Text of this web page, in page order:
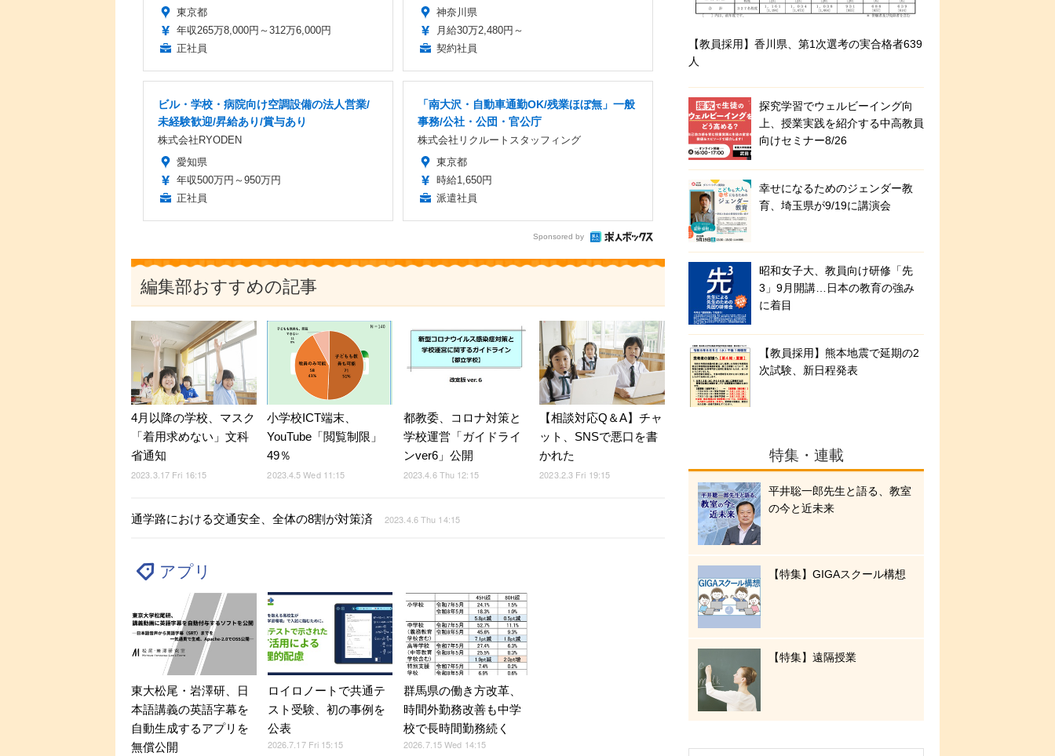
東京都
年収265万8,000円～312万6,000円
正社員
神奈川県
月給30万2,480円～
契約社員
ビル・学校・病院向け空調設備の法人営業/
未経験歓迎/昇給あり/賞与あり
株式会社RYODEN
愛知県
年収500万円～950万円
正社員
「南大沢・自動車通勤OK/残業ほぼ無」一般
事務/公社・公団・官公庁
株式会社リクルートスタッフィング
東京都
時給1,650円
派遣社員
Sponsored by
編集部おすすめの記事
4月以降の学校、マスク
「着用求めない」文科
省通知
2023.3.17 Fri 16:15
小学校ICT端末、
YouTube「閲覧制限」
49％
2023.4.5 Wed 11:15
都教委、コロナ対策と
学校運営「ガイドライ
ンver6」公開
2023.4.6 Thu 12:15
【相談対応Q＆A】チャ
ット、SNSで悪口を書
かれた
2023.2.3 Fri 19:15
通学路における交通安全、全体の8割が対策済 2023.4.6 Thu 14:15
アプリ
東大松尾・岩澤研、日
本語講義の英語字幕を
自動生成するアプリを
無償公開
ロイロノートで共通テ
スト受験、初の事例を
公表
2026.7.17 Fri 15:15
群馬県の働き方改革、
時間外勤務改善も中学
校で長時間勤務続く
2026.7.15 Wed 14:15
【教員採用】香川県、第1次選考の実合格者639
人
探究学習でウェルビーイング向
上、授業実践を紹介する中高教員
向けセミナー8/26
幸せになるためのジェンダー教
育、埼玉県が9/19に講演会
昭和女子大、教員向け研修「先
3」9月開講…日本の教育の強み
に着目
【教員採用】熊本地震で延期の2
次試験、新日程発表
特集・連載
平井聡一郎先生と語る、教室
の今と近未来
【特集】GIGAスクール構想
【特集】遠隔授業